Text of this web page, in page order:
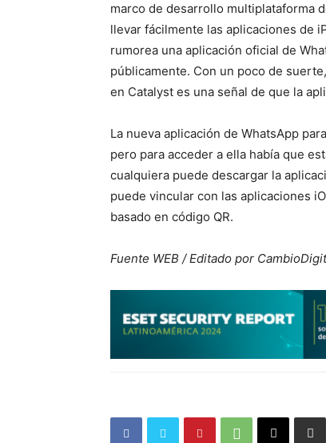
marco de desarrollo multiplataforma
llevar fácilmente las aplicaciones de
rumorea una aplicación oficial de
públicamente. Con un poco de
en Catalyst es una señal de que la
La nueva aplicación de WhatsApp
pero para acceder a ella había que
cualquiera puede descargar la
puede vincular con las aplicaciones
basado en código QR.
Fuente WEB / Editado por